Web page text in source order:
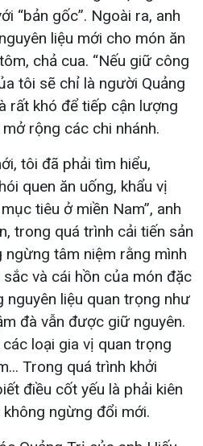
“bản gốc”. Ngoài ra, anh
liệu mới cho món ăn
chả cua. “Nếu giữ công
tôi sẽ chỉ là người Quảng
rất khó để tiếp cận lượng
rộng các chi nhánh.
tôi đã phải tìm hiểu,
quen ăn uống, khẩu vị
tiêu ở miền Nam”, anh
trong quá trình cải tiến sản
ngừng tâm niệm rằng mình
và cái hồn của món đặc
nguyên liệu quan trọng như
đà vẫn được giữ nguyên.
loại gia vị quan trọng
Trong quá trình khởi
điều cốt yếu là phải kiên
ngừng đổi mới.